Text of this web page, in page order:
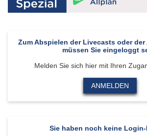
Zum Abspielen der Livecasts oder
müssen Sie eingeloggt
Melden Sie sich hier mit Ihren
ANMELDEN
Sie haben noch keine Login-